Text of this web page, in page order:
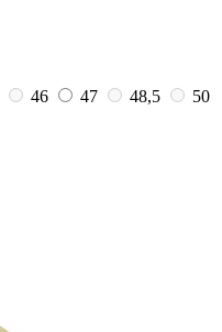
46 47 48,5
50